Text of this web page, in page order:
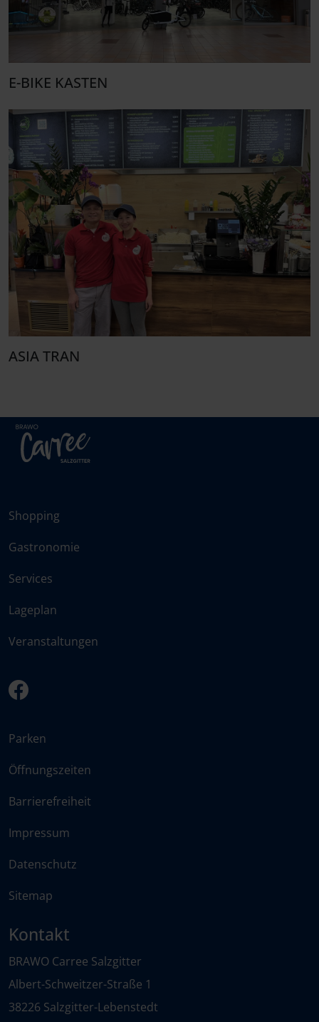
E-BIKE KASTEN
ASIA TRAN
Shopping
Gastronomie
Services
Lageplan
Veranstaltungen
facebook
Parken
Öffnungszeiten
Barrierefreiheit
Impressum
Datenschutz
Sitemap
Kontakt
BRAWO Carree Salzgitter
Albert-Schweitzer-Straße 1
38226 Salzgitter-Lebenstedt